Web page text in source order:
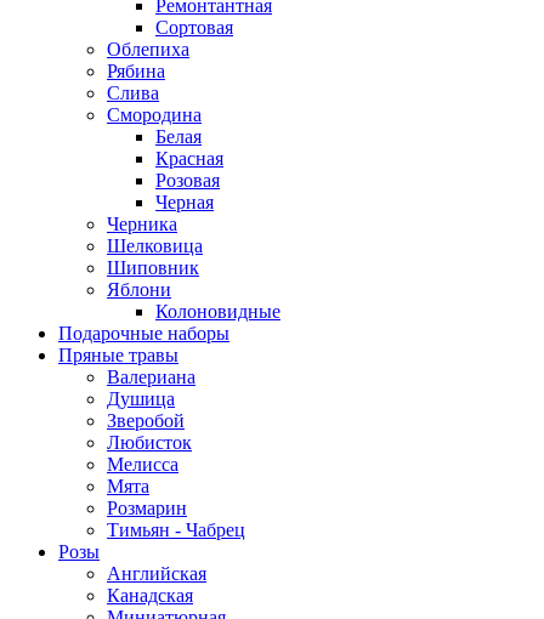
Ремонтантная
Сортовая
Облепиха
Рябина
Слива
Смородина
Белая
Красная
Розовая
Черная
Черника
Шелковица
Шиповник
Яблони
Колоновидные
Подарочные наборы
Пряные травы
Валериана
Душица
Зверобой
Любисток
Мелисса
Мята
Розмарин
Тимьян - Чабрец
Розы
Английская
Канадская